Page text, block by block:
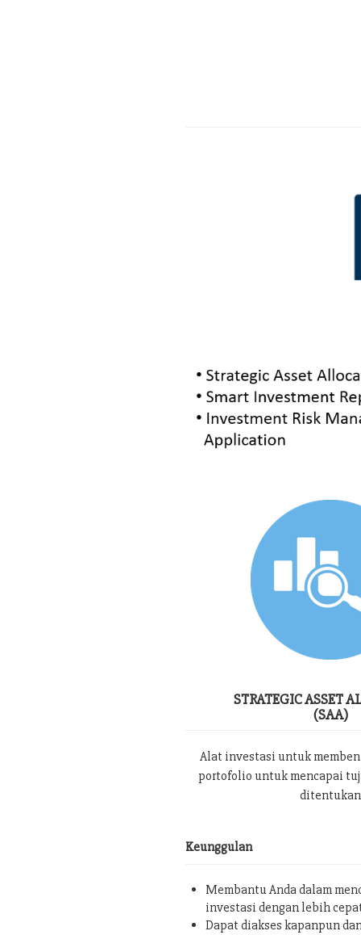
STRATEGIC ASSET
(SAA)
Alat investasi untuk
portofolio untuk mencapai
ditentukan
Keunggulan
Membantu Anda dalam
investasi dengan lebih
Dapat diakses kapanpun